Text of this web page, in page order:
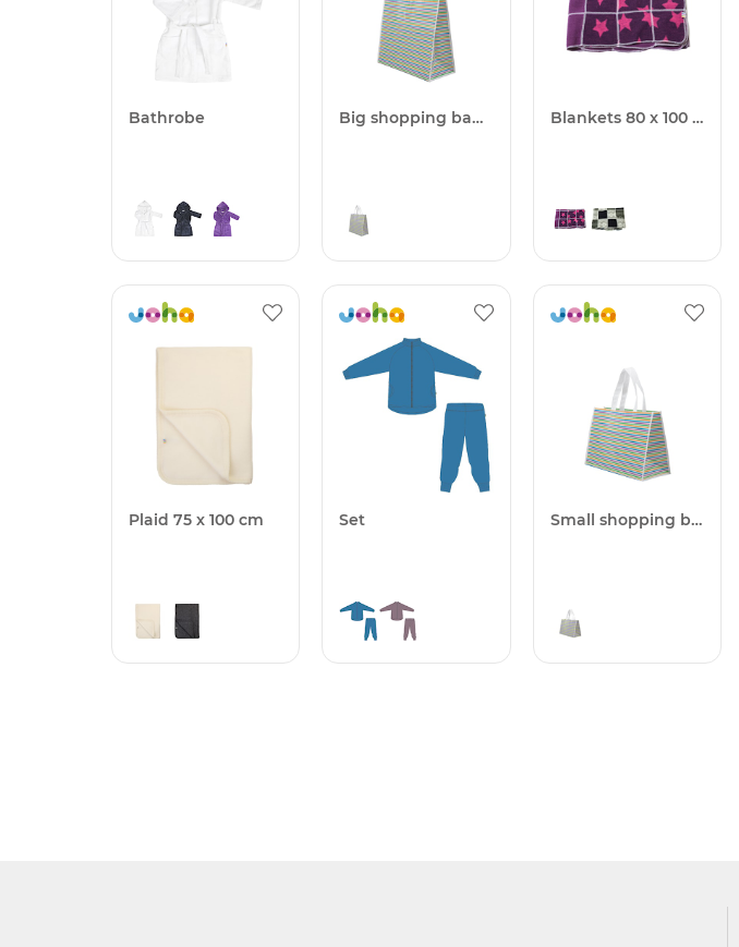
Bathrobe Big shopping bag 25 pcs. Blankets 80 x 100 cm
Plaid 75 x 100 cm Set Small shopping bag 25 pcs.